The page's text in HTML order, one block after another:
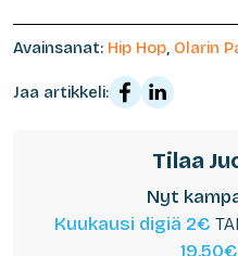
Avainsanat: Hip Hop, Olarin
Jaa artikkeli:
Tilaa
Nyt
Kuukausi digiä 2€ TAI
19,50€